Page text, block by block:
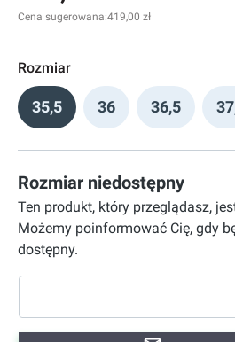
Cena sugerowana:419,00 zł
Rozmiar
35,5 36 36,5
Rozmiar niedostępny
Ten produkt, który przeglądasz,
Możemy poinformować Cię, gdy
dostępny.